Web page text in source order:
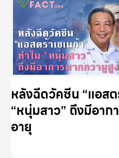
หลังฉีดวัคซีน “แอสต
“หนุ่มสาว” ถึงมีอาก
อายุ